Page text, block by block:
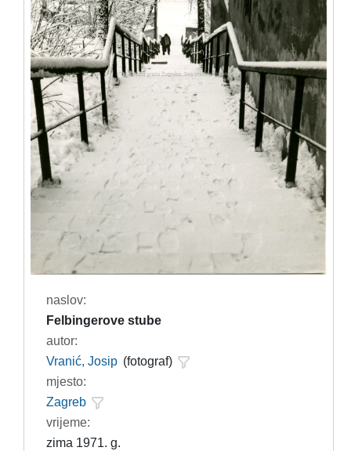
naslov:
Felbingerove stube
autor:
Vranić, Josip (fotograf)
mjesto:
Zagreb
vrijeme:
zima 1971. g.